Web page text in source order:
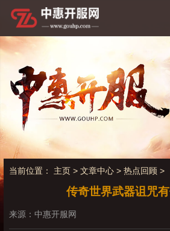
当前位置： 主页> 文章中心> 热点回顾>
传奇世界武器诅咒
来源：中惠开服网